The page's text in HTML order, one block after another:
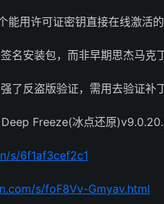
能用许可证密钥直接在线激活
名安装包，而非早期思杰马克
了反盗版验证，需用去验证补
Freeze(冰点还原
s/6f1af3cef2c1
s/foF8Vv-Gmyav.html